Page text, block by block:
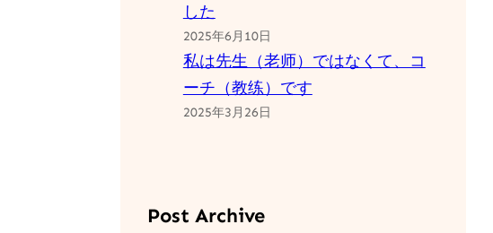
した
2025年6月10日
私は先生（老师）ではなくて、コ
ーチ（教练）です
2025年3月26日
Post Archive